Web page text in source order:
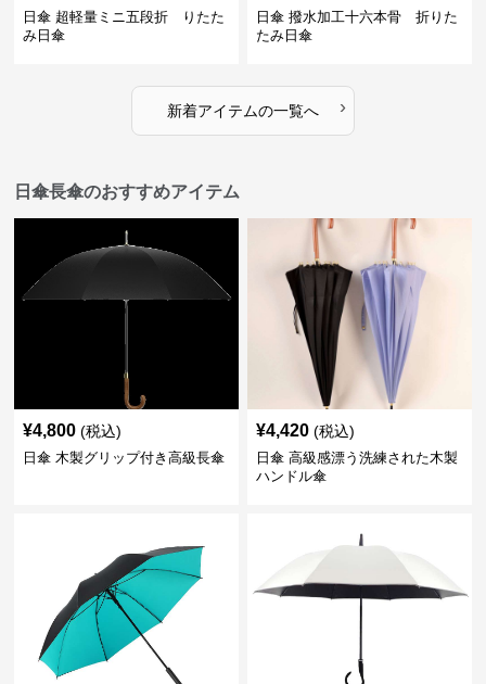
日傘 超軽量ミニ五段折 りたた
み日傘
日傘 撥水加工十六本骨 折りた
たみ日傘
新着アイテムの一覧へ ›
日傘長傘のおすすめアイテム
¥4,800 (税込)
日傘 木製グリップ付き高級長傘
¥4,420 (税込)
日傘 高級感漂う洗練された木製
ハンドル傘